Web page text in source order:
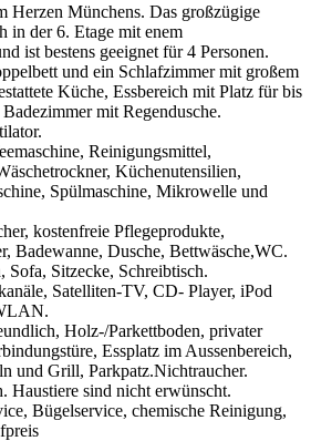
Herzen Münchens. Das großzügige
in der 6. Etage mit enem
ist bestens geeignet für 4 Personen.
und ein Schlafzimmer mit großem
Küche, Essbereich mit Platz für bis
mit Regendusche.
Reinigungsmittel,
Küchenutensilien,
Spülmaschine, Mikrowelle und
kostenfreie Pflegeprodukte,
Badewanne, Dusche, Bettwäsche,WC.
Sofa, Sitzecke, Schreibtisch.
Satelliten-TV, CD- Player, iPod
Holz-/Parkettboden, privater
Essplatz im Aussenbereich,
und Grill, Parkpatz.Nichtraucher.
Haustiere sind nicht erwünscht.
Bügelservice, chemische Reinigung,